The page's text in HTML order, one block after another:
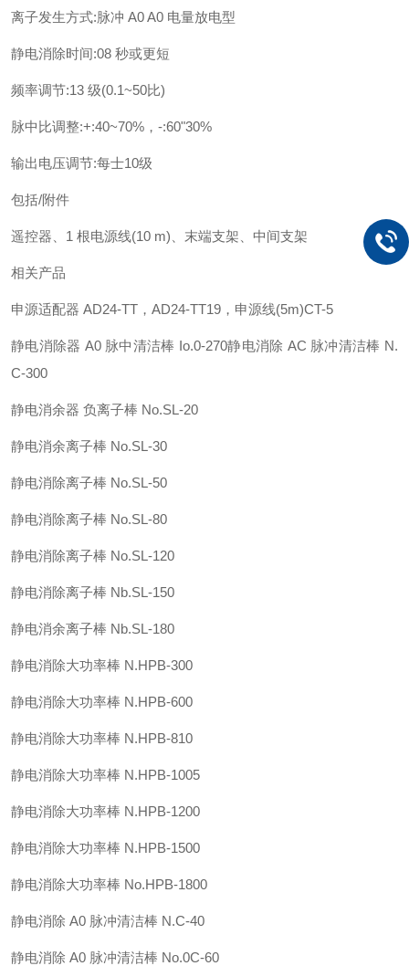
离子发生方式:脉冲 A0 A0 电量放电型
静电消除时间:08 秒或更短
频率调节:13 级(0.1~50比)
脉中比调整:+:40~70%，-:60"30%
输出电压调节:每士10级
包括/附件
遥控器、1 根电源线(10 m)、末端支架、中间支架
相关产品
申源适配器 AD24-TT，AD24-TT19，申源线(5m)CT-5
静电消除器 A0 脉中清洁棒 Io.0-270静电消除 AC 脉冲清洁棒 N.
C-300
静电消余器 负离子棒 No.SL-20
静电消余离子棒 No.SL-30
静电消除离子棒 No.SL-50
静电消除离子棒 No.SL-80
静电消除离子棒 No.SL-120
静电消除离子棒 Nb.SL-150
静电消余离子棒 Nb.SL-180
静电消除大功率棒 N.HPB-300
静电消除大功率棒 N.HPB-600
静电消除大功率棒 N.HPB-810
静电消除大功率棒 N.HPB-1005
静电消除大功率棒 N.HPB-1200
静电消除大功率棒 N.HPB-1500
静电消除大功率棒 No.HPB-1800
静电消除 A0 脉冲清洁棒 N.C-40
静电消除 A0 脉冲清洁棒 No.0C-60